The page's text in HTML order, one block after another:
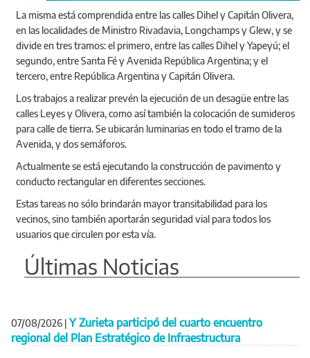
Los trabajos se
La misma está comprendida entre las calles Dihel y Capitán Olivera,
en las localidades de Ministro Rivadavia, Longchamps y Glew, y se
divide en tres tramos: el primero, entre las calles Dihel y Yapeyú; el
segundo, entre Santa Fé y Avenida República Argentina; y el
tercero, entre República Argentina y Capitán Olivera.
Los trabajos a realizar prevén la ejecución de un desagüe entre las
calles Leyes y Olivera, como así también la colocación de sumideros
para calle de tierra. Se ubicarán luminarias en todo el tramo de la
Avenida, y dos semáforos.
Actualmente se está ejecutando la construcción de pavimento y
conducto rectangular en diferentes secciones.
Estas tareas no sólo brindarán mayor transitabilidad para los
vecinos, sino también aportarán seguridad vial para todos los
usuarios que circulen por esta vía.
Últimas Noticias
07/08/2026 | Y Zurieta participó del cuarto encuentro
regional del Plan Estratégico de Infraestructura